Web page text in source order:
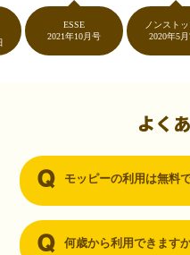
ントが貯まるなんて…もっと早
ントはギフト券に交換して、プ
（30代・男性）
ーを知りました。クレジットカ
るならと無料登録して、クレ
2021年10月号
ノンストップ！
2020年5月7日
よく
モッピーの利用は無料
何歳から利用できます